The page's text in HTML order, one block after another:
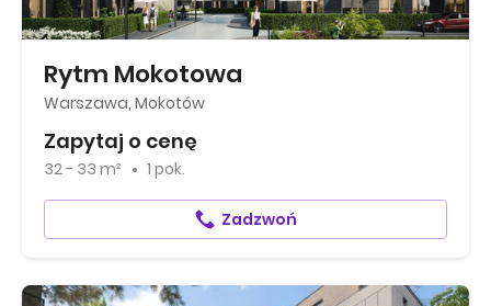
Rytm Mokotowa
Warszawa, Mokotów
Zapytaj o cenę
32 - 33 m² 1 pok.
Zadzwoń